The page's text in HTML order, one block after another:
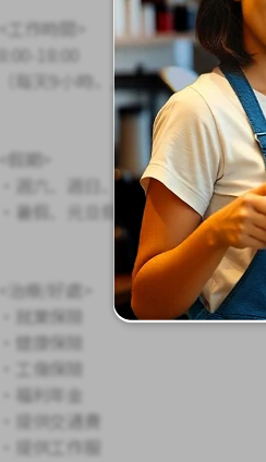
<工作時間>
8:00-18:00
（每天9小時，上午、下午、午休）
<假期>
・週六、週日、假日休息
・暑假、元旦假期、黃金週假期
<治療/好處>
・就業保險
・健康保險
・工傷保險
・福利年金
・提供交通費
・提供工作服